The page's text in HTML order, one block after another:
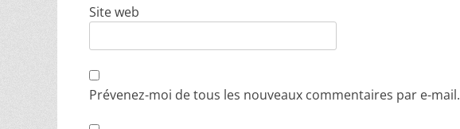
Site web
Prévenez-moi de tous les nouveaux commentaires par e-mail.